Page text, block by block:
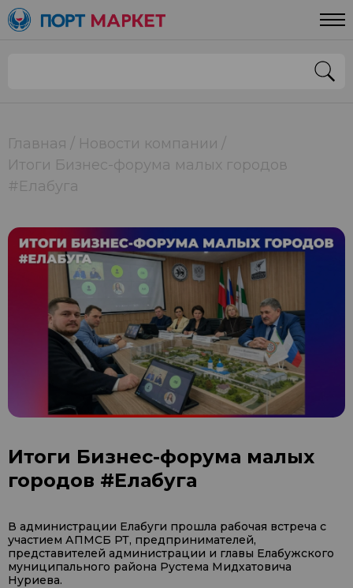
Главная
Новости компании
Итоги Бизнес-форума малых городов
#Елабуга
Итоги Бизнес-форума малых
городов #Елабуга
В администрации Елабуги прошла рабочая встреча с
участием АПМСБ РТ, предпринимателей,
представителей администрации и главы Елабужского
муниципального района Рустема Мидхатовича
Нуриева.